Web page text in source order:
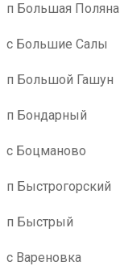
п Большая Поляна
с Большие Салы
п Большой Гашун
п Бондарный
с Боцманово
п Быстрогорский
п Быстрый
с Вареновка